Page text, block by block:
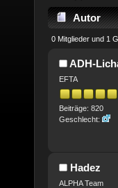
Autor
0 Mitglieder und 1
ADH-
EFTA
Beiträge: 820
Geschlecht:
Hadez
ALPHA Team